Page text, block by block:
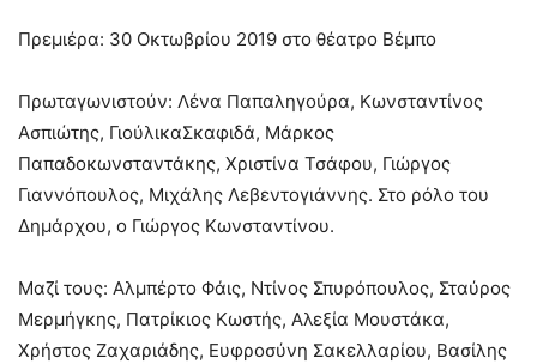
Πρεμιέρα: 30 Οκτωβρίου 2019 στο θέατρο Βέμπο
Πρωταγωνιστούν: Λένα Παπαληγούρα, Κωνσταντίνος
Ασπιώτης, ΓιούλικαΣκαφιδά, Μάρκος
Παπαδοκωνσταντάκης, Χριστίνα Τσάφου, Γιώργος
Γιαννόπουλος, Μιχάλης Λεβεντογιάννης. Στο ρόλο του
Δημάρχου, ο Γιώργος Κωνσταντίνου.
Μαζί τους: Αλμπέρτο Φάις, Ντίνος Σπυρόπουλος, Σταύρος
Μερμήγκης, Πατρίκιος Κωστής, Αλεξία Μουστάκα,
Χρήστος Ζαχαριάδης, Ευφροσύνη Σακελλαρίου, Βασίλης